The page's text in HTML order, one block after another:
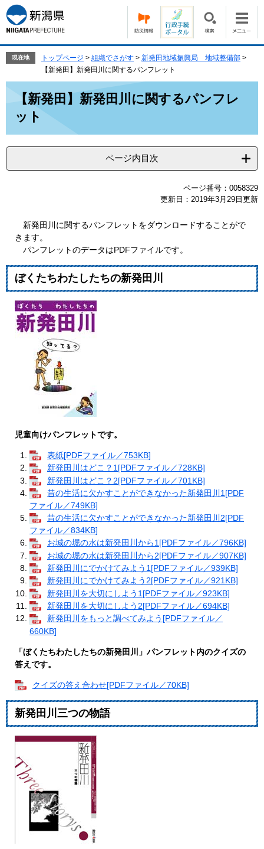
ー
ジ
の
で
ニ
ュ
ー
ば
現在地 トップページ > 組織でさがす > 新発田地域振興局 地域整備部 >
【新発田】新発田川に関するパンフレット
【新発田】新発田川に関するパンフレ
ット
ページ内目次
ページ番号：0058329
更新日：2019年3月29日更新
新発田川に関するパンフレットをダウンロードすることがで
きます。
パンフレットのデータはPDFファイルです。
ぼくたちわたしたちの新発田川
児童向けパンフレットです。
表紙[PDFファイル／753KB]
新発田川はどこ？1[PDFファイル／728KB]
新発田川はどこ？2[PDFファイル／701KB]
昔の生活に欠かすことができなかった新発田川1[PDF
ファイル／749KB]
昔の生活に欠かすことができなかった新発田川2[PDF
ファイル／834KB]
お城の堀の水は新発田川から1[PDFファイル／796KB]
お城の堀の水は新発田川から2[PDFファイル／907KB]
新発田川にでかけてみよう1[PDFファイル／939KB]
新発田川にでかけてみよう2[PDFファイル／921KB]
新発田川を大切にしよう1[PDFファイル／923KB]
新発田川を大切にしよう2[PDFファイル／694KB]
新発田川をもっと調べてみよう[PDFファイル／
660KB]
「ぼくたちわたしたちの新発田川」パンフレット内のクイズの
答えです。
クイズの答え合わせ[PDFファイル／70KB]
新発田川三つの物語